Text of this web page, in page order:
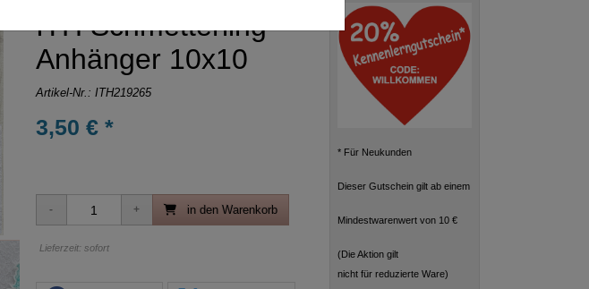
ITH Schmetterling
Anhänger 10x10
Artikel-Nr.: ITH219265
3,50 € *
in den Warenkorb
Lieferzeit: sofort
* Für Neukunden
Dieser Gutschein gilt ab einem
Mindestwarenwert von 10 €
(Die Aktion gilt
nicht für reduzierte Ware)